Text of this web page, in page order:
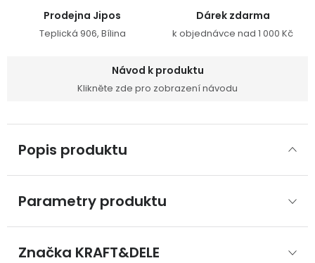
Prodejna Jipos
Teplická 906, Bílina
Dárek zdarma
k objednávce nad 1 000 Kč
Návod k produktu
Klikněte zde pro zobrazení návodu
Popis produktu
Parametry produktu
Značka KRAFT&DELE